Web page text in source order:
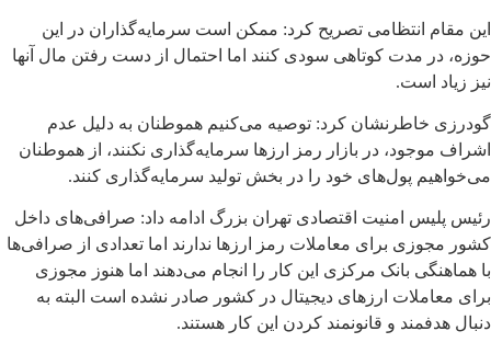
این مقام انتظامی تصریح کرد: ممکن است سرمایه‌گذاران در این
حوزه، در مدت کوتاهی سودی کنند اما احتمال از دست رفتن مال آنها
نیز زیاد است.
گودرزی خاطرنشان کرد: توصیه می‌کنیم هموطنان به دلیل عدم
اشراف موجود، در بازار رمز ارزها سرمایه‌گذاری نکنند، از هموطنان
می‌خواهیم پول‌های خود را در بخش تولید سرمایه‌گذاری کنند.
رئیس پلیس امنیت اقتصادی تهران بزرگ ادامه داد: صرافی‌های داخل
کشور مجوزی برای معاملات رمز ارزها ندارند اما تعدادی از صرافی‌ها
با هماهنگی بانک مرکزی این کار را انجام می‌دهند اما هنوز مجوزی
برای معاملات ارزهای دیجیتال در کشور صادر نشده است البته به
دنبال هدفمند و قانونمند کردن این کار هستند.